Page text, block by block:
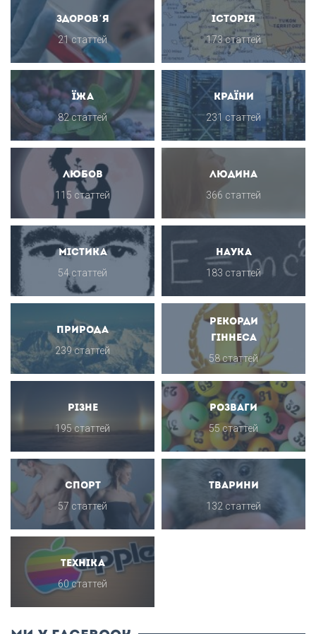
Здоров’я
21 статтей
Історія
173 статтей
Їжа
82 статтей
Країни
231 статтей
Любов
115 статтей
Людина
366 статтей
Містика
54 статтей
Наука
183 статтей
Природа
239 статтей
Рекорди
Гіннеса
58 статтей
Різне
195 статтей
Розваги
55 статтей
Спорт
57 статтей
Тварини
132 статтей
Техніка
60 статтей